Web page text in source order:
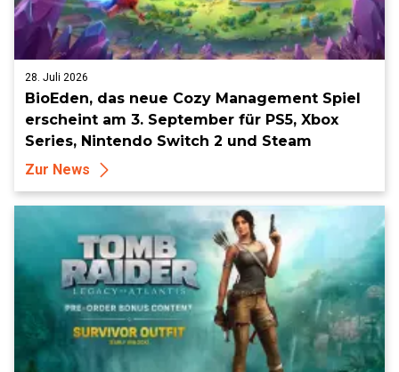
28. Juli 2026
BioEden, das neue Cozy Management Spiel
erscheint am 3. September für PS5, Xbox
Series, Nintendo Switch 2 und Steam
Zur News